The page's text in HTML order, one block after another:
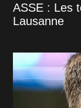
ASSE : Les
Lausanne